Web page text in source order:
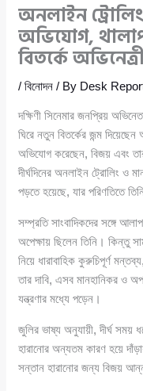
অনলাইন
অভিযোগ,
বিতর্কে
/বিনোদন / By Desk
দক্ষিণী সিনেমার জনপ্রিয়
ঘিরে নতুন বিতর্কের জন্ম
অভিযোগ করেছেন, বিজয় এবং
দীর্ঘদিনের অনলাইন ট্রোলিং ও
পড়তে হয়েছে, যার পরিণতিতে
সম্প্রতি সাংবাদিকদের সঙ্গে
অপেক্ষায় ছিলেন তিনি। কিন্তু
নিয়ে ধারাবাহিক কুরুচিপূর্ণ
তার দাবি, এসব মানহানিকর ও
যন্ত্রণার মধ্যে পড়েন।
জুলির ভাষ্য অনুযায়ী, দীর্ঘ সময়
হারানোর অন্যতম কারণ হয়ে
সন্তান হারানোর জন্য বিজয়